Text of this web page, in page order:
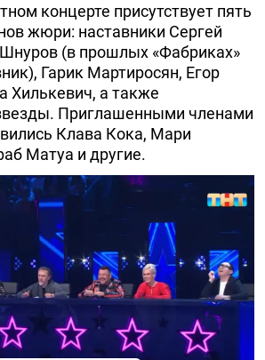
концерте присутствует пять
жюри: наставники Сергей
(в прошлых «Фабриках»
Гарик Мартиросян, Егор
Хилькевич, а также
Приглашенными членами
Клава Кока, Мари
Матуа и другие.